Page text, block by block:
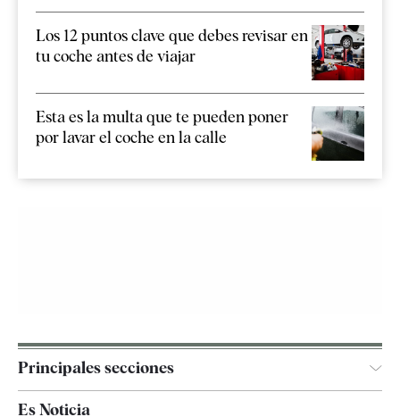
Los 12 puntos clave que debes revisar en
tu coche antes de viajar
Esta es la multa que te pueden poner
por lavar el coche en la calle
Principales secciones
España
Es Noticia